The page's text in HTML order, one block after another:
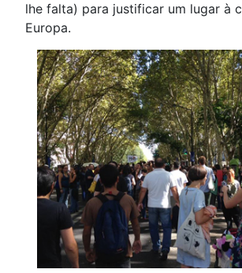
lhe falta) para justificar um lugar à
Europa.